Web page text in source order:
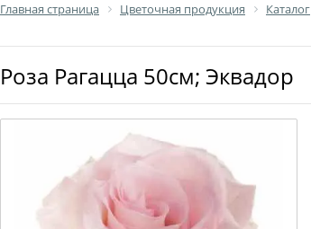
Главная страница Цветочная продукция Каталог
роза Рагацца 50см; Эквадор